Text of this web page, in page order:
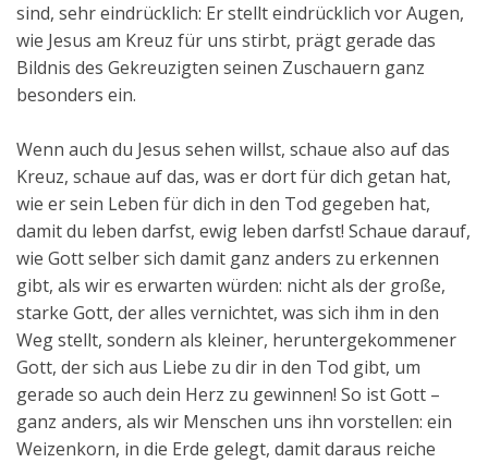
sind, sehr eindrücklich: Er stellt eindrücklich vor Augen,
wie Jesus am Kreuz für uns stirbt, prägt gerade das
Bildnis des Gekreuzigten seinen Zuschauern ganz
besonders ein.
Wenn auch du Jesus sehen willst, schaue also auf das
Kreuz, schaue auf das, was er dort für dich getan hat,
wie er sein Leben für dich in den Tod gegeben hat,
damit du leben darfst, ewig leben darfst! Schaue darauf,
wie Gott selber sich damit ganz anders zu erkennen
gibt, als wir es erwarten würden: nicht als der große,
starke Gott, der alles vernichtet, was sich ihm in den
Weg stellt, sondern als kleiner, heruntergekommener
Gott, der sich aus Liebe zu dir in den Tod gibt, um
gerade so auch dein Herz zu gewinnen! So ist Gott –
ganz anders, als wir Menschen uns ihn vorstellen: ein
Weizenkorn, in die Erde gelegt, damit daraus reiche